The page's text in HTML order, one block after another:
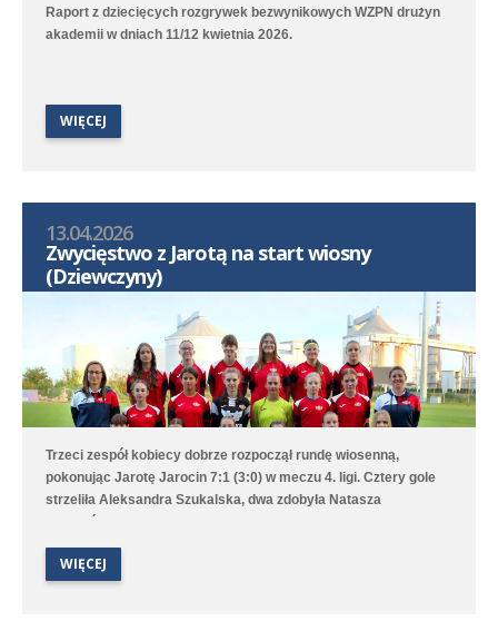
Raport z dziecięcych rozgrywek bezwynikowych WZPN drużyn
akademii w dniach 11/12 kwietnia 2026.
WIĘCEJ
13.04.2026
Zwycięstwo z Jarotą na start wiosny
(Dziewczyny)
Trzeci zespół kobiecy dobrze rozpoczął rundę wiosenną,
pokonując Jarotę Jarocin 7:1 (3:0) w meczu 4. ligi. Cztery gole
strzeliła Aleksandra Szukalska, dwa zdobyła Natasza
Szymańska, a wynik ustaliła Alicja Doros. Trampkarki przegrały
2:6 z Avią II Kamionki.
WIĘCEJ